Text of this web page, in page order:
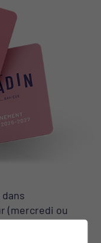
(mercredi ou